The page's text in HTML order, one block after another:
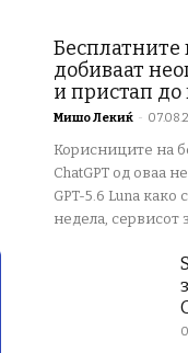
Бесплатните
добиваат
и пристап до
Мишо Лекиќ -
Корисниците на
ChatGPT од оваа
GPT-5.6 Luna
недела, сервисот